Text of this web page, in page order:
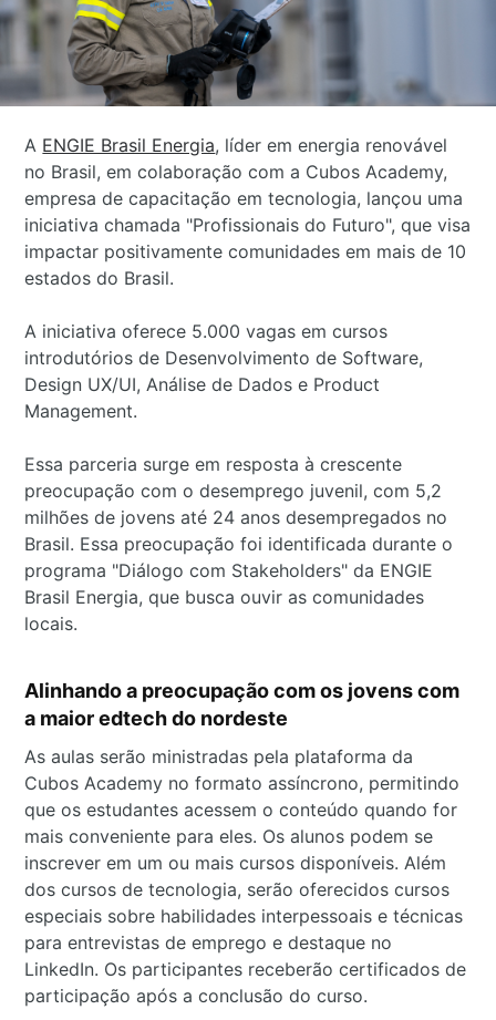
A ENGIE Brasil Energia, líder em energia renovável
no Brasil, em colaboração com a Cubos Academy,
empresa de capacitação em tecnologia, lançou uma
iniciativa chamada "Profissionais do Futuro", que visa
impactar positivamente comunidades em mais de 10
estados do Brasil.
A iniciativa oferece 5.000 vagas em cursos
introdutórios de Desenvolvimento de Software,
Design UX/UI, Análise de Dados e Product
Management.
Essa parceria surge em resposta à crescente
preocupação com o desemprego juvenil, com 5,2
milhões de jovens até 24 anos desempregados no
Brasil. Essa preocupação foi identificada durante o
programa "Diálogo com Stakeholders" da ENGIE
Brasil Energia, que busca ouvir as comunidades
locais.
Alinhando a preocupação com os jovens com
a maior edtech do nordeste
As aulas serão ministradas pela plataforma da
Cubos Academy no formato assíncrono, permitindo
que os estudantes acessem o conteúdo quando for
mais conveniente para eles. Os alunos podem se
inscrever em um ou mais cursos disponíveis. Além
dos cursos de tecnologia, serão oferecidos cursos
especiais sobre habilidades interpessoais e técnicas
para entrevistas de emprego e destaque no
LinkedIn. Os participantes receberão certificados de
participação após a conclusão do curso.